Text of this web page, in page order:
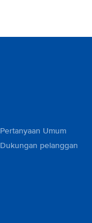
Pertanyaan Umum
Dukungan pelanggan